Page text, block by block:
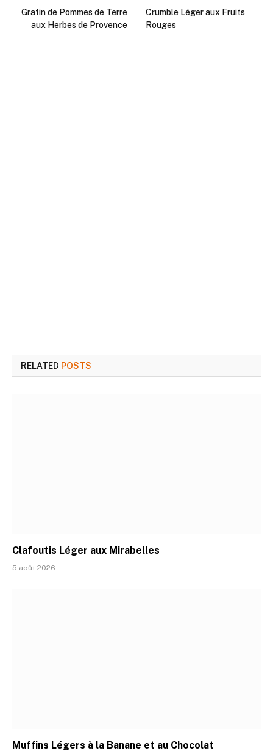
Gratin de Pommes de Terre
aux Herbes de Provence
Crumble Léger aux Fruits
Rouges
RELATED POSTS
Clafoutis Léger aux Mirabelles
5 août 2026
Muffins Légers à la Banane et au Chocolat